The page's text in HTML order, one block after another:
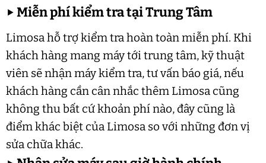
▶Miễn phí kiểm tra tại Trung Tâm
Limosa hỗ trợ kiểm tra hoàn toàn miễn phí. Khi
khách hàng mang máy tới trung tâm, kỹ thuật
viên sẽ nhận máy kiểm tra, tư vấn báo giá, nếu
khách hàng cần cân nhắc thêm Limosa cũng
không thu bất cứ khoản phí nào, đây cũng là
điểm khác biệt của Limosa so với những đơn vị
sửa chữa khác.